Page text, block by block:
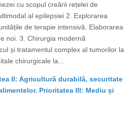
cu scopul creării rețelei de
al epilepsiei 2. Explorarea
de terapie intensivă. Elaborarea
noi. 3. Chirurgia modernă
și tratamentul complex al tumorilor la
chirurgicale la...
II: Agricultură durabilă, securitate
Prioritatea III: Mediu și